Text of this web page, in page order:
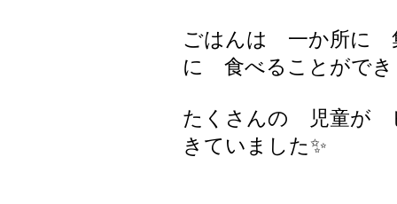
ごはんは 一か所に
に 食べることができ
たくさんの 児童が
きていました✨